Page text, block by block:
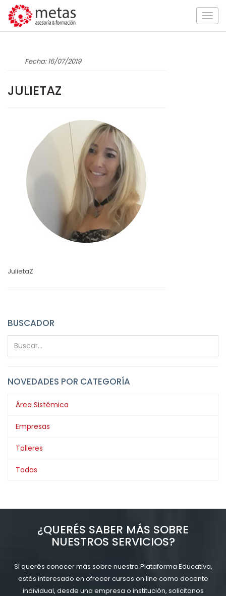
Fecha: 16/07/2019
JULIETAZ
JulietaZ
BUSCADOR
NOVEDADES POR CATEGORÍA
Área Sistémica
Empresas
Talleres
Todas
¿QUERÉS SABER MÁS SOBRE
NUESTROS SERVICIOS?
Si querés conocer más sobre nuestra Plataforma Educativa,
estás interesado en ofrecer cursos on line como docente
individual, desde una empresa o institución, solicitanos